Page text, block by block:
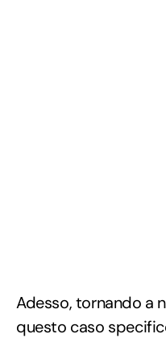
Adesso, tornando a
questo caso